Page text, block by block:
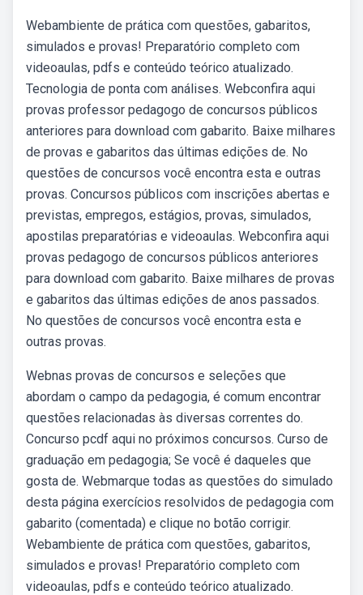
Webambiente de prática com questões, gabaritos,
simulados e provas! Preparatório completo com
videoaulas, pdfs e conteúdo teórico atualizado.
Tecnologia de ponta com análises. Webconfira aqui
provas professor pedagogo de concursos públicos
anteriores para download com gabarito. Baixe milhares
de provas e gabaritos das últimas edições de. No
questões de concursos você encontra esta e outras
provas. Concursos públicos com inscrições abertas e
previstas, empregos, estágios, provas, simulados,
apostilas preparatórias e videoaulas. Webconfira aqui
provas pedagogo de concursos públicos anteriores
para download com gabarito. Baixe milhares de provas
e gabaritos das últimas edições de anos passados.
No questões de concursos você encontra esta e
outras provas.
Webnas provas de concursos e seleções que
abordam o campo da pedagogia, é comum encontrar
questões relacionadas às diversas correntes do.
Concurso pcdf aqui no próximos concursos. Curso de
graduação em pedagogia; Se você é daqueles que
gosta de. Webmarque todas as questões do simulado
desta página exercícios resolvidos de pedagogia com
gabarito (comentada) e clique no botão corrigir.
Webambiente de prática com questões, gabaritos,
simulados e provas! Preparatório completo com
videoaulas, pdfs e conteúdo teórico atualizado.